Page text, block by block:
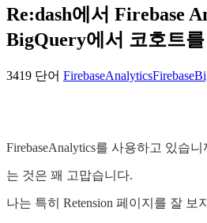
Re:dash에서 Firebase
BigQuery에서 코호트
3419 단어 FirebaseAnalyticsFirebase
FirebaseAnalytics를 사용하고 있습
는 것은 꽤 고맙습니다.
나는 특히 Retension 페이지를 잘